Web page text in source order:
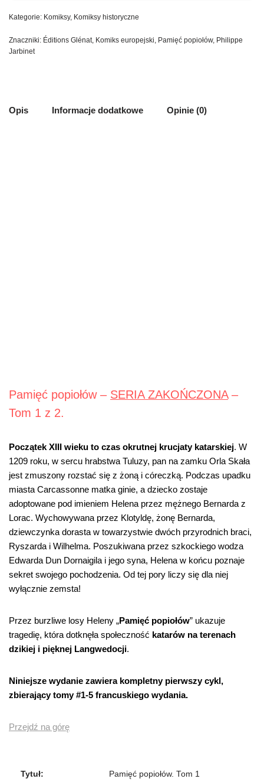
Kategorie: Komiksy, Komiksy historyczne
Znaczniki: Éditions Glénat, Komiks europejski, Pamięć popiołów, Philippe
Jarbinet
Opis Informacje dodatkowe Opinie (0)
Pamięć popiołów – SERIA ZAKOŃCZONA–
Tom 1 z 2.
Początek XIII wieku to czas okrutnej krucjaty katarskiej. W
1209 roku, w sercu hrabstwa Tuluzy, pan na zamku Orla Skała
jest zmuszony rozstać się z żoną i córeczką. Podczas upadku
miasta Carcassonne matka ginie, a dziecko zostaje
adoptowane pod imieniem Helena przez mężnego Bernarda z
Lorac. Wychowywana przez Klotyldę, żonę Bernarda,
dziewczynka dorasta w towarzystwie dwóch przyrodnich braci,
Ryszarda i Wilhelma. Poszukiwana przez szkockiego wodza
Edwarda Dun Dornaigila i jego syna, Helena w końcu poznaje
sekret swojego pochodzenia. Od tej pory liczy się dla niej
wyłącznie zemsta!
Przez burzliwe losy Heleny „Pamięć popiołów” ukazuje
tragedię, która dotknęła społeczność katarów na terenach
dzikiej i pięknej Langwedocji.
Niniejsze wydanie zawiera kompletny pierwszy cykl,
zbierający tomy #1-5 francuskiego wydania.
Przejdź na górę
Tytuł: Pamięć popiołów. Tom 1